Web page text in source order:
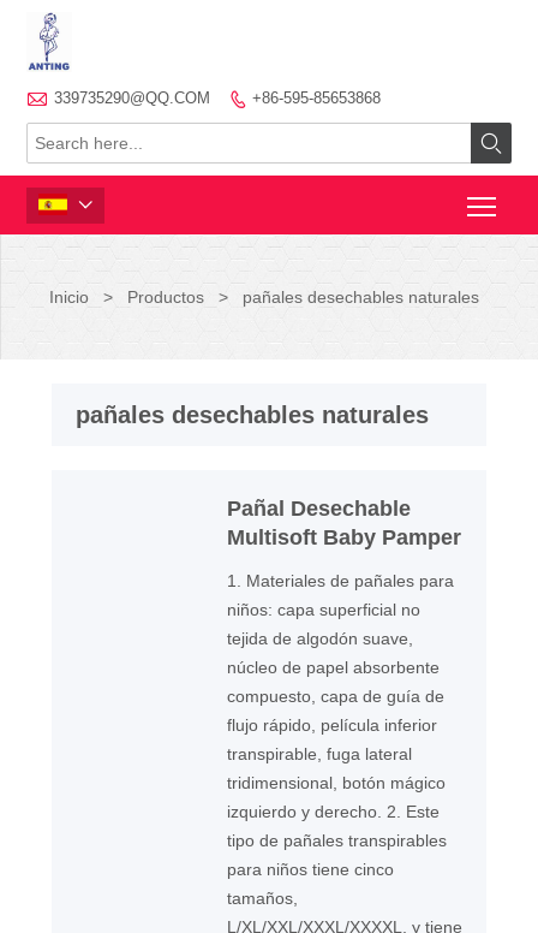
 339735290@QQ.COM  +86-595-85653868


Inicio > Productos > pañales desechables naturales
pañales desechables naturales
Pañal Desechable
Multisoft Baby Pamper
1. Materiales de pañales para
niños: capa superficial no
tejida de algodón suave,
núcleo de papel absorbente
compuesto, capa de guía de
flujo rápido, película inferior
transpirable, fuga lateral
tridimensional, botón mágico
izquierdo y derecho. 2. Este
tipo de pañales transpirables
para niños tiene cinco
tamaños,
L/XL/XXL/XXXL/XXXXL, y tiene